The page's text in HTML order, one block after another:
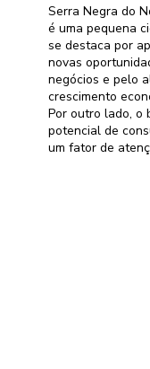
Serra Negra do
é uma pequena
se destaca por
novas
negócios e pelo
crescimento
Por outro lado, o
potencial de
um fator de